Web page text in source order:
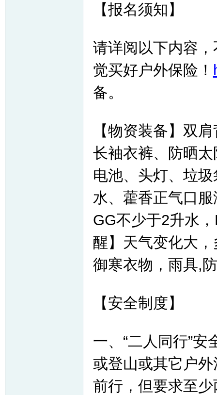
【报名须知】
请详阅以下内容
觉买好户外保险！
备。
【物资装备】双
长袖衣裤、防晒
电池、头灯、垃
水、藿香正气口
GG不少于2升水
醒】天气变化大
御寒衣物，雨具,
【安全制度】
一、“二人同行”
或登山或其它户
前行，但要求至